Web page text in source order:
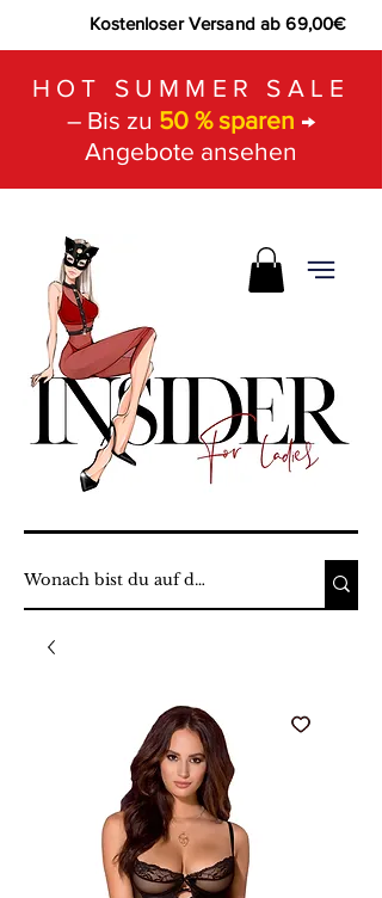
Kostenloser Versand ab 69,00€
HOT SUMMER SALE
– Bis zu 50 % sparen →
Angebote ansehen